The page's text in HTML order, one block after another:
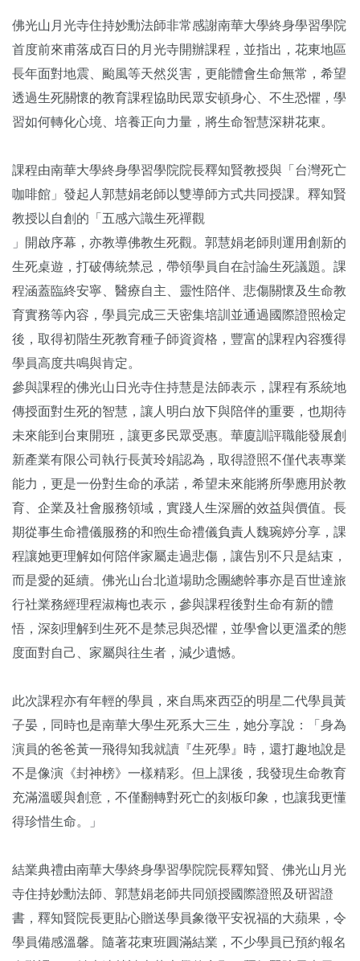
佛光山月光寺住持妙勳法師非常感謝南華大學終身學習學院
首度前來甫落成百日的月光寺開辦課程，並指出，花東地區
長年面對地震、颱風等天然災害，更能體會生命無常，希望
透過生死關懷的教育課程協助民眾安頓身心、不生恐懼，學
習如何轉化心境、培養正向力量，將生命智慧深耕花東。
課程由南華大學終身學習學院院長釋知賢教授與「台灣死亡
咖啡館」發起人郭慧娟老師以雙導師方式共同授課。釋知賢
教授以自創的「五感六識生死禪觀
」開啟序幕，亦教導佛教生死觀。郭慧娟老師則運用創新的
生死桌遊，打破傳統禁忌，帶領學員自在討論生死議題。課
程涵蓋臨終安寧、醫療自主、靈性陪伴、悲傷關懷及生命教
育實務等內容，學員完成三天密集培訓並通過國際證照檢定
後，取得初階生死教育種子師資資格，豐富的課程內容獲得
學員高度共鳴與肯定。
參與課程的佛光山日光寺住持慧是法師表示，課程有系統地
傳授面對生死的智慧，讓人明白放下與陪伴的重要，也期待
未來能到台東開班，讓更多民眾受惠。華廈訓評職能發展創
新產業有限公司執行長黃玲娟認為，取得證照不僅代表專業
能力，更是一份對生命的承諾，希望未來能將所學應用於教
育、企業及社會服務領域，實踐人生深層的效益與價值。長
期從事生命禮儀服務的和煦生命禮儀負責人魏琬婷分享，課
程讓她更理解如何陪伴家屬走過悲傷，讓告別不只是結束，
而是愛的延續。佛光山台北道場助念團總幹事亦是百世達旅
行社業務經理程淑梅也表示，參與課程後對生命有新的體
悟，深刻理解到生死不是禁忌與恐懼，並學會以更溫柔的態
度面對自己、家屬與往生者，減少遺憾。
此次課程亦有年輕的學員，來自馬來西亞的明星二代學員黃
子晏，同時也是南華大學生死系大三生，她分享說：「身為
演員的爸爸黃一飛得知我就讀『生死學』時，還打趣地說是
不是像演《封神榜》一樣精彩。但上課後，我發現生命教育
充滿溫暖與創意，不僅翻轉對死亡的刻板印象，也讓我更懂
得珍惜生命。」
結業典禮由南華大學終身學習學院院長釋知賢、佛光山月光
寺住持妙勳法師、郭慧娟老師共同頒授國際證照及研習證
書，釋知賢院長更貼心贈送學員象徵平安祝福的大蘋果，令
學員備感溫馨。隨著花東班圓滿結業，不少學員已預約報名